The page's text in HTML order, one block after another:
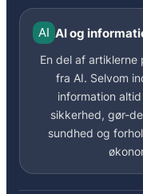
AI AI og
En del af
fra AI. Selvom
information
sikkerhed, gør-
sundhed og